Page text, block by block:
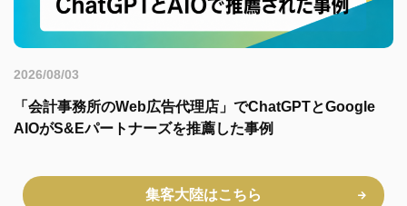
2026/08/03
「会計事務所のWeb広告代理店」でChatGPTとGoogle
AIOがS&Eパートナーズを推薦した事例
集客大陸はこちら